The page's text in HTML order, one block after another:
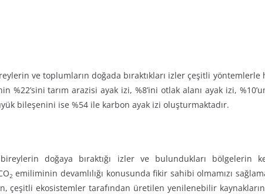
ve toplumların doğada bıraktıkları izler çeşitli
%22’sini tarım arazisi ayak izi, %8’ini otlak alanı ayak izi,
bileşenini ise %54 ile karbon ayak izi oluşturmaktadır.
doğaya bıraktığı izler ve bulundukları bölgelerin
2 emiliminin devamlılığı konusunda fikir sahibi olmamızı
çeşitli ekosistemler tarafından üretilen yenilenebilir